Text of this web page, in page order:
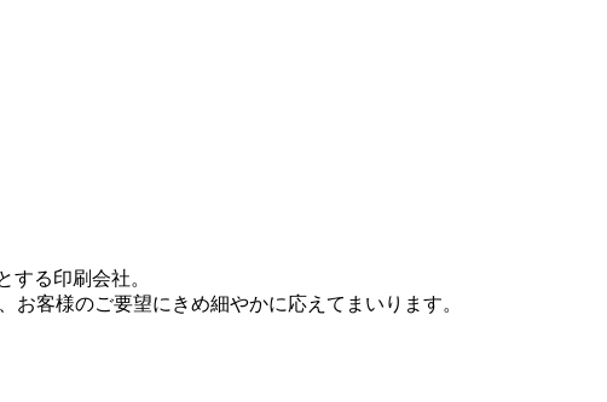
する印刷会社。
客様のご要望にきめ細やかに応えてまいります。